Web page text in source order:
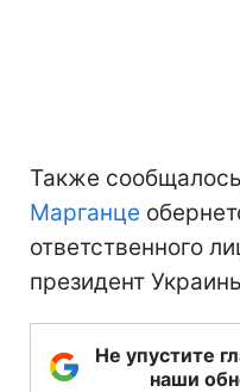
Также
Марганце
ответственного
президент
Не упустите
наши